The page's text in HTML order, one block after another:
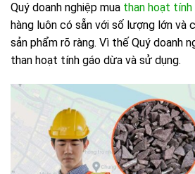
Quý doanh nghiệp mua than hoạt tính
hàng luôn có sẵn với số lượng lớn và
sản phẩm rõ ràng. Vì thế Quý doanh
than hoạt tính gáo dừa và sử dụng.